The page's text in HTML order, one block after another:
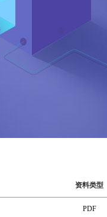
资料类型
PDF